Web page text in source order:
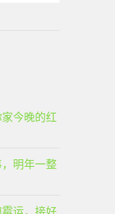
今晚的红
明年一整
运，接好